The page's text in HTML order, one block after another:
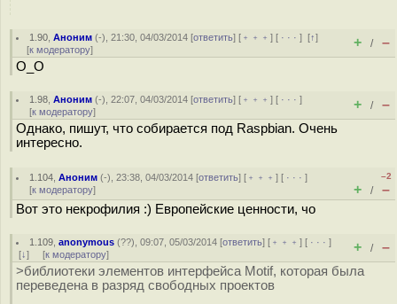
1.90 ,Аноним (-), 21:30, 04/03/2014 [ответить] [ ﹢﹢﹢] [ · · ·][↑]
[к модератору] + / –
O_O
1.98 ,Аноним (-), 22:07, 04/03/2014 [ответить] [ ﹢﹢﹢] [ · · ·]
[к модератору] + / –
Однако, пишут, что собирается под Raspbian. Очень
интересно.
1.104 ,Аноним (-), 23:38, 04/03/2014 [ответить] [ ﹢﹢﹢] [ · · ·]
[к модератору]
–2
+ / –
Вот это некрофилия :) Европейские ценности, чо
1.109 ,anonymous (??), 09:07, 05/03/2014 [ответить] [ ﹢﹢﹢] [ · · ·]
[↓] [к модератору] + / –
>библиотеки элементов интерфейса Motif, которая была
переведена в разряд свободных проектов